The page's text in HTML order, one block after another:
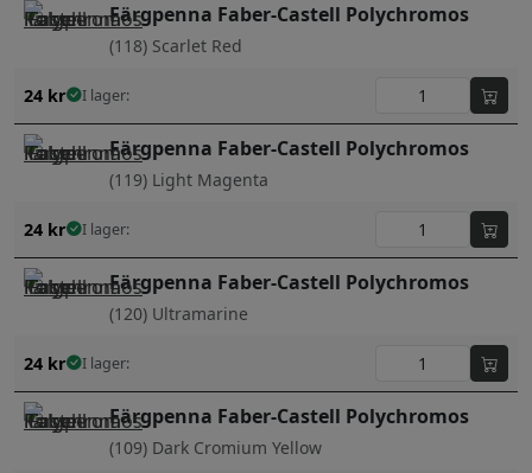
Färgpenna Faber-Castell Polychromos
(118) Scarlet Red
24 kr I lager:
Färgpenna Faber-Castell Polychromos
(119) Light Magenta
24 kr I lager:
Färgpenna Faber-Castell Polychromos
(120) Ultramarine
24 kr I lager:
Färgpenna Faber-Castell Polychromos
(109) Dark Cromium Yellow